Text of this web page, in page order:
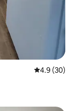
Penarafan
4.9 (30)